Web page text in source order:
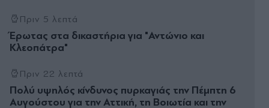
Πριν 5 λεπτά
Έρωτας στα δικαστήρια για "Αντώνιο και
Κλεοπάτρα"
Πριν 22 λεπτά
Πολύ υψηλός κίνδυνος πυρκαγιάς την Πέμπτη 6
Αυγούστου για την Αττική, τη Βοιωτία και την